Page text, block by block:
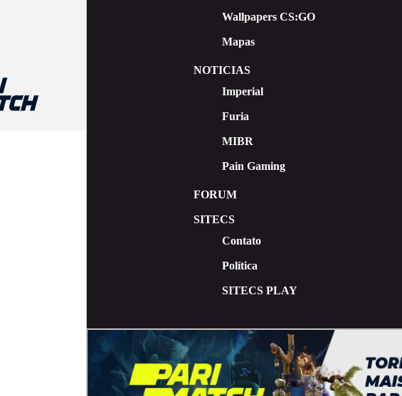
Wallpapers CS:GO
Mapas
NOTICIAS
Imperial
Furia
MIBR
Pain Gaming
FORUM
SITECS
Contato
Política
SITECS PLAY